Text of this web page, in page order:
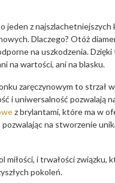
jeden z
Dlaczego? Otóż
na uszkodzenia.
na wartości, ani na blasku.
zaręczynowym to strzał
i uniwersalność pozwalają
z brylantami, które ma w
na stworzenie
i trwałości
pokoleń.